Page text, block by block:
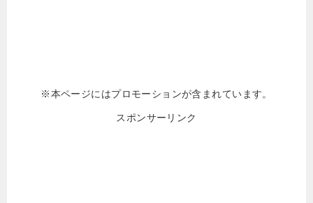
※本ページにはプロモーションが含まれています。
スポンサーリンク